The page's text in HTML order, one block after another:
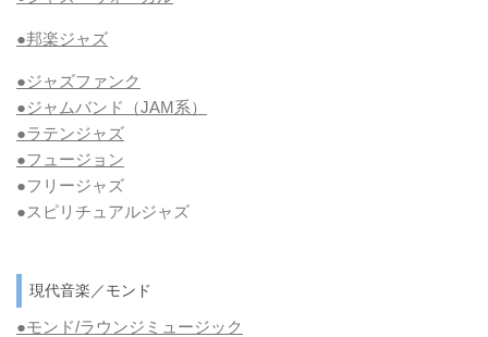
●邦楽ジャズ
●ジャズファンク
●ジャムバンド（JAM系）
●ラテンジャズ
●フュージョン
●フリージャズ
●スピリチュアルジャズ
現代音楽／モンド
●モンド/ラウンジミュージック